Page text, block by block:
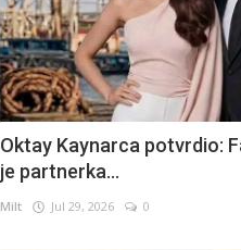
Oktay Kaynarca potvrdio:
je partnerka...
Milt Jul 29, 2026 0